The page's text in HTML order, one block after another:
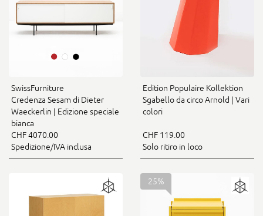
SwissFurniture
Credenza Sesam di Dieter
Waeckerlin | Edizione speciale
bianca
CHF 4070.00
Spedizione/IVA inclusa
Edition Populaire Kollektion
Sgabello da circo Arnold | Vari
colori
CHF 119.00
Solo ritiro in loco
25%